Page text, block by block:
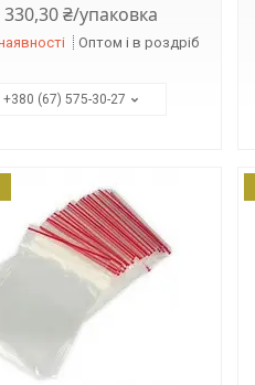
330,30 ₴/упаковка
Оптом і в роздріб
+380 (67) 575-30-27